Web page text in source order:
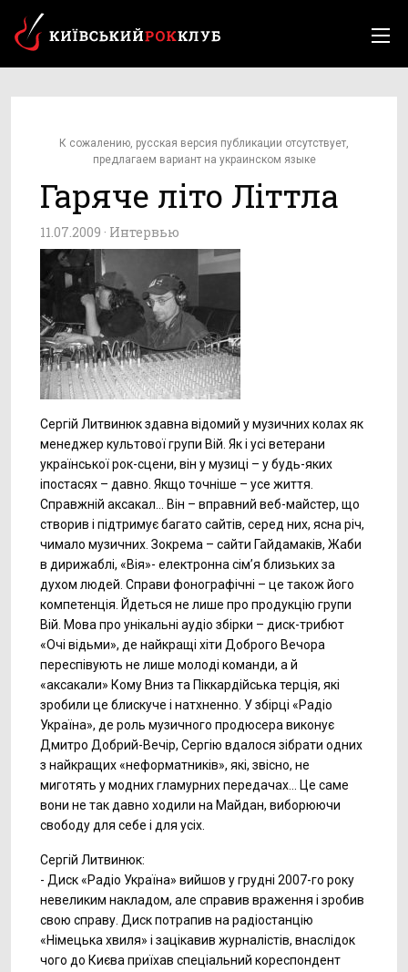
К сожалению, русская версия публикации отсутствует,
предлагаем вариант на украинском языке
Гаряче літо Літтла
11.07.2009 · Интервью
Сергій Литвинюк здавна відомий у музичних колах як
менеджер культової групи Вій. Як і усі ветерани
української рок-сцени, він у музиці – у будь-яких
іпостасях – давно. Якщо точніше – усе життя.
Справжній аксакал... Він – вправний веб-майстер, що
створив і підтримує багато сайтів, серед них, ясна річ,
чимало музичних. Зокрема – сайти Гайдамаків, Жаби
в дирижаблі, «Вія»- електронна сім’я близьких за
духом людей. Справи фонографічні – це також його
компетенція. Йдеться не лише про продукцію групи
Вій. Мова про унікальні аудіо збірки – диск-трибют
«Очі відьми», де найкращі хіти Доброго Вечора
переспівують не лише молоді команди, а й
«аксакали» Кому Вниз та Піккардійська терція, які
зробили це блискуче і натхненно. У збірці «Радіо
Україна», де роль музичного продюсера виконує
Дмитро Добрий-Вечір, Сергію вдалося зібрати одних
з найкращих «неформатників», які, звісно, не
миготять у модних гламурних передачах... Це саме
вони не так давно ходили на Майдан, виборюючи
свободу для себе і для усіх.
Сергій Литвинюк:
- Диск «Радіо Україна» вийшов у грудні 2007-го року
невеликим накладом, але справив враження і зробив
свою справу. Диск потрапив на радіостанцію
«Німецька хвиля» і зацікавив журналістів, внаслідок
чого до Києва приїхав спеціальний кореспондент